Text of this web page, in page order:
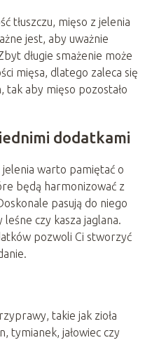
tłuszczu, mięso z jelenia
jest, aby uważnie
długie smażenie może
mięsa, dlatego zaleca się
tak aby mięso pozostało
dodatkami
jelenia warto pamiętać o
będą harmonizować z
pasują do niego
czy kasza jaglana.
pozwoli Ci stworzyć
takie jak zioła
tymianek, jałowiec czy